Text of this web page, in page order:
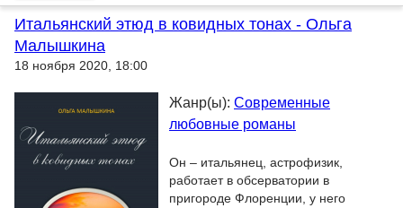
Итальянский этюд в ковидных тонах - Ольга
Малышкина
18 ноября 2020, 18:00
Жанр(ы): Современные
любовные романы
Он – итальянец, астрофизик,
работает в обсерватории в
пригороде Флоренции, у него